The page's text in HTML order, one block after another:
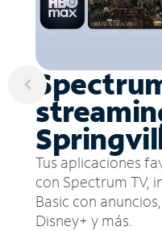
Tus aplicaciones
con Spectrum TV,
Basic con
Disney+ y más.